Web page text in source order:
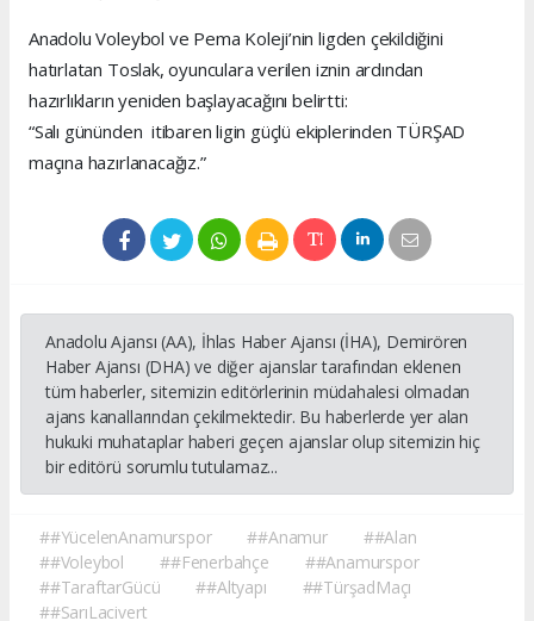
Anadolu Voleybol ve Pema Koleji’nin ligden çekildiğini
hatırlatan Toslak, oyunculara verilen iznin ardından
hazırlıkların yeniden başlayacağını belirtti:
“Salı gününden itibaren ligin güçlü ekiplerinden TÜRŞAD
maçına hazırlanacağız.”
Anadolu Ajansı (AA), İhlas Haber Ajansı (İHA), Demirören
Haber Ajansı (DHA) ve diğer ajanslar tarafından eklenen
tüm haberler, sitemizin editörlerinin müdahalesi olmadan
ajans kanallarından çekilmektedir. Bu haberlerde yer alan
hukuki muhataplar haberi geçen ajanslar olup sitemizin hiç
bir editörü sorumlu tutulamaz...
##YücelenAnamurspor ##Anamur
##Alan
##Voleybol
##Fenerbahçe
##Anamurspor
##TaraftarGücü
##Altyapı
##TürşadMaçı
##SarıLacivert